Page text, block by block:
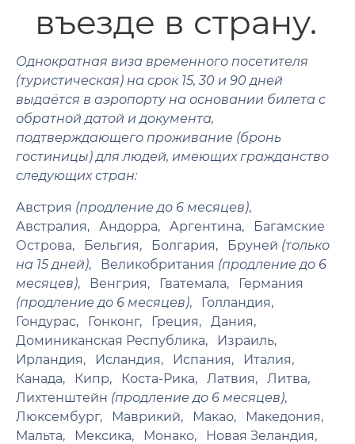
въезде в страну.
Однократная виза временного посетителя
(туристическая) на срок 15, 30 и 90 дней
выдаётся в аэропорту на основании билета с
обратной датой и документа,
подтверждающего проживание (бронь
гостиницы) для людей, имеющих гражданство
следующих стран:
Австрия (продление до 6 месяцев)
Австралия
Андорра Аргентина
Багамские
Острова
Бельгия Болгария Бруней (только
на 15 дней)
Великобритания (продление до 6
месяцев)
Венгрия Гватемала
Германия
(продление до 6 месяцев)
Голландия
Гондурас
Гонконг Греция
Дания
Доминиканская Республика
Израиль
Ирландия
Исландия Испания
Италия
Канада
Кипр Коста-Рика Латвия
Литва
Лихтенштейн (продление до 6 месяцев)
Люксембург
Маврикий Макао
Македония
Мальта
Мексика Монако
Новая Зеландия